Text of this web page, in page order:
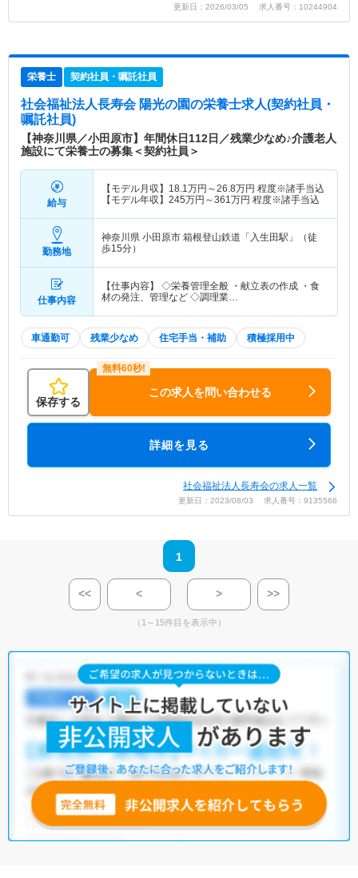
更新日：2026/03/05 求人番号：10244904
栄養士 契約社員・嘱託社員
社会福祉法人長寿会 陽光の園の栄養士求人(契約社員・
嘱託社員)
【神奈川県／小田原市】年間休日112日／残業少なめ♪介護老人
施設にて栄養士の募集＜契約社員＞
給与
【モデル月収】 18.1万円～26.8万円 程度※諸手当込
【モデル年収】 245万円～361万円 程度※諸手当込
勤務地
神奈川県 小田原市 箱根登山鉄道「入生田駅」（徒
歩15分）
仕事内容
【仕事内容】 ◇栄養管理全般 ・献立表の作成 ・食
材の発注、管理など ◇調理業…
車通勤可 残業少なめ 住宅手当・補助 積極採用中
保存する
この求人を問い合わせる
詳細を見る
社会福祉法人長寿会の求人一覧
更新日：2023/08/03 求人番号：9135566
1
<< < > >>
（1～15件目を表示中）